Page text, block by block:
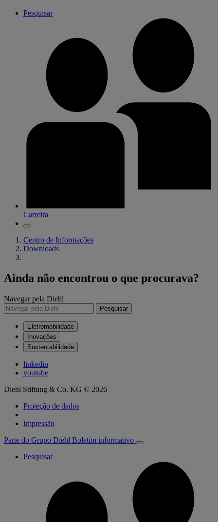
Pesquisar
Carreira
Centro de Informações
Downloads
Ainda não encontrou o que procurava?
Navegar pela Diehl
Pesquisar
Eletromobilidade
Inovações
Sustentabilidade
linkedin
youtube
Diehl Stiftung & Co. KG © 2026
Proteção de dados
Impressão
Parte do Grupo Diehl Boletim informativo
Pesquisar